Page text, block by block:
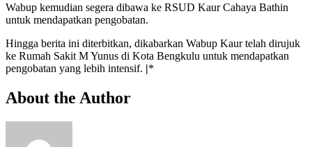
Wabup kemudian segera dibawa ke RSUD Kaur Cahaya Bathin
untuk mendapatkan pengobatan.
Hingga berita ini diterbitkan, dikabarkan Wabup Kaur telah dirujuk
ke Rumah Sakit M Yunus di Kota Bengkulu untuk mendapatkan
pengobatan yang lebih intensif. |*
About the Author